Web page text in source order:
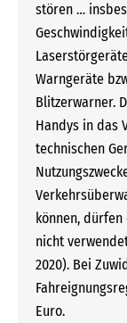
stören …
Warngeräte
Blitzerwarner.
Handys in das
technischen
können,
nicht
2020). Bei
Euro.